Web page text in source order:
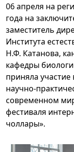
06 апреля на
года на
заместитель
Института
Н.Ф. Катанова,
кафедры
приняла
научно-
современном
фестиваля
чоллары».